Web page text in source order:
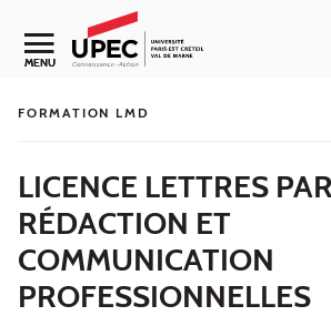
Aller au contenu
Navigation secondaire
MENU
FORMATION LMD
LICENCE LETTRES
RÉDACTION ET
COMMUNICATION
PROFESSIONNELLES